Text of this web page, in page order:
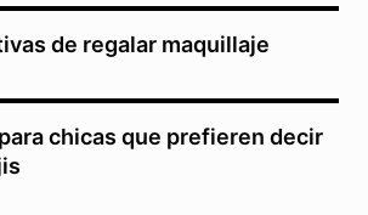
de regalar maquillaje
chicas que prefieren decir